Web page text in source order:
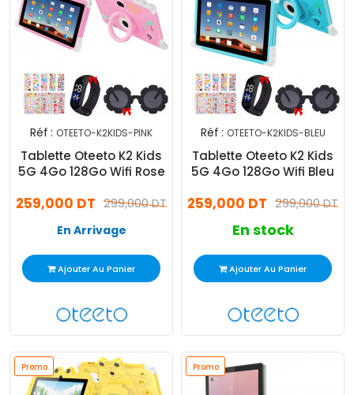
Réf : OTEETO-K2KIDS-PINK
Tablette Oteeto K2 Kids
5G 4Go 128Go Wifi Rose
299,000 DT
259,000 DT
En Arrivage
Ajouter Au Panier
Réf : OTEETO-K2KIDS-BLEU
Tablette Oteeto K2 Kids
5G 4Go 128Go Wifi Bleu
299,000 DT
259,000 DT
En stock
Ajouter Au Panier
Promo Promo